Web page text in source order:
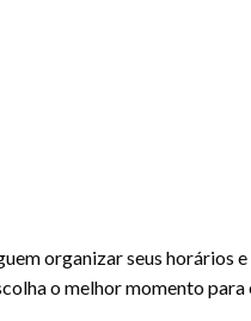
organizar seus horários
o melhor momento